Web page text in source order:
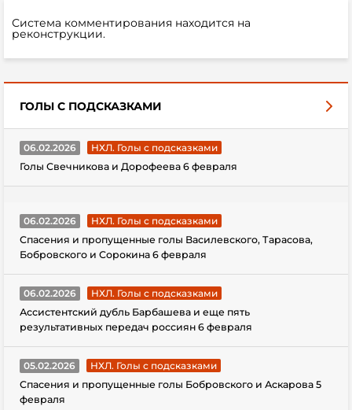
Система комментирования находится на
реконструкции.
ГОЛЫ С ПОДСКАЗКАМИ
06.02.2026
НХЛ. Голы с подсказками
Голы Свечникова и Дорофеева 6 февраля
06.02.2026
НХЛ. Голы с подсказками
Спасения и пропущенные голы Василевского, Тарасова,
Бобровского и Сорокина 6 февраля
06.02.2026
НХЛ. Голы с подсказками
Ассистентский дубль Барбашева и еще пять
результативных передач россиян 6 февраля
05.02.2026
НХЛ. Голы с подсказками
Спасения и пропущенные голы Бобровского и Аскарова 5
февраля